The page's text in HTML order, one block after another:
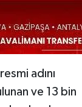
adını
ve 13 bin